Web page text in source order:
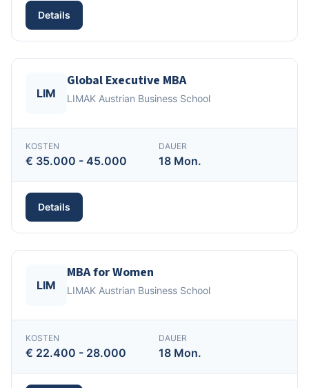
Details
LIM
Global Executive MBA
LIMAK Austrian Business School
KOSTEN
€ 35.000 - 45.000
DAUER
18 Mon.
Details
LIM
MBA for Women
LIMAK Austrian Business School
KOSTEN
€ 22.400 - 28.000
DAUER
18 Mon.